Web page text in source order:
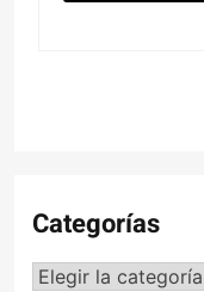
Categorías
Categorías